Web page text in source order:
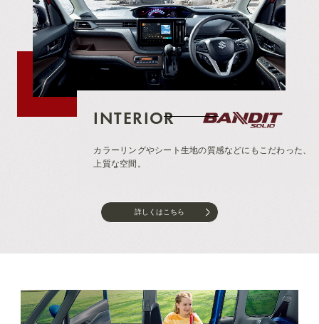
INTERIOR
カラーリングやシート生地の質感などにもこだわった、
上質な空間。
詳しくはこちら